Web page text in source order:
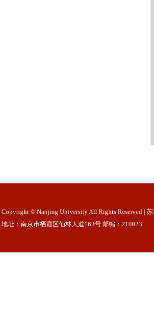
Copyright © Nanjing University All Rights Reserved |
地址：南京市栖霞区仙林大道163号 邮编：210023